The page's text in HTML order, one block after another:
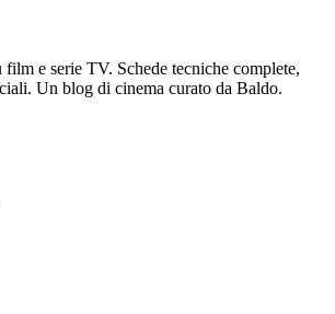
film e serie TV. Schede tecniche complete,
Un blog di cinema curato da Baldo.